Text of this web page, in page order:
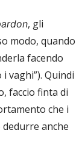
, gli
modo, quando
facendo
vaghi”). Quindi
faccio finta di
che i
anche